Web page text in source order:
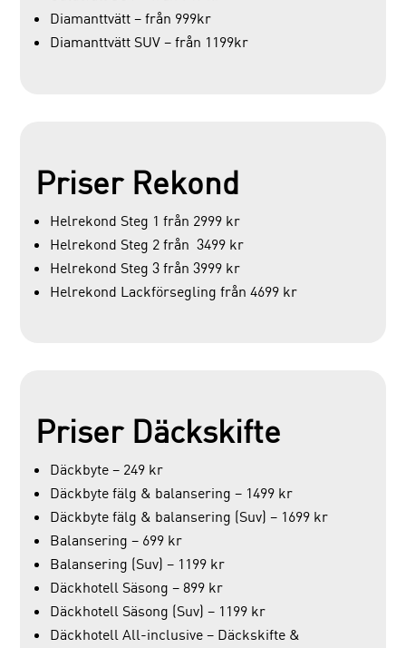
Diamanttvätt – från 999kr
Diamanttvätt SUV – från 1199kr
Priser Rekond
Helrekond Steg 1 från 2999 kr
Helrekond Steg 2 från 3499 kr
Helrekond Steg 3 från 3999 kr
Helrekond Lackförsegling från 4699 kr
Priser Däckskifte
Däckbyte – 249 kr
Däckbyte fälg & balansering – 1499 kr
Däckbyte fälg & balansering (Suv) – 1699 kr
Balansering – 699 kr
Balansering (Suv) – 1199 kr
Däckhotell Säsong – 899 kr
Däckhotell Säsong (Suv) – 1199 kr
Däckhotell All-inclusive – Däckskifte &